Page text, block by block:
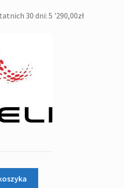
wynosi:
30 dni: 5 '290,00zł